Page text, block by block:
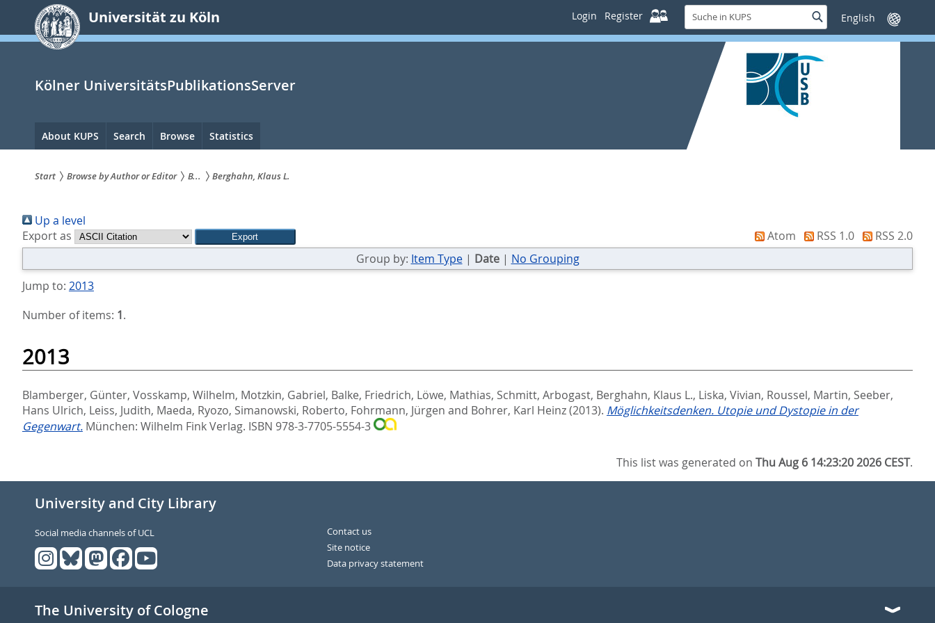
springen
Universität zu Köln Login Register
Suche
in
KUPS
SucheSprache
wechseln
Kölner UniversitätsPublikationsServer
Hauptnavigation
About KUPS Search Browse Statistics
sind
hier:
Start Browse by Author or Editor B... Berghahn, Klaus L.
Up a level
Export as
Atom RSS 1.0
RSS 2.0
Group by: Item Type| Date| No Grouping
Jump to: 2013
Number of items: 1.
2013
Blamberger, Günter, Vosskamp, Wilhelm, Motzkin, Gabriel, Balke, Friedrich, Löwe, Mathias, Schmitt, Arbogast, Berghahn, Klaus L., Liska, Vivian, Roussel, Martin, Seeber,
Hans Ulrich, Leiss, Judith, Maeda, Ryozo, Simanowski, Roberto, Fohrmann, Jürgen and Bohrer, Karl Heinz(2013). Möglichkeitsdenken. Utopie und Dystopie in der
Gegenwart. München: Wilhelm Fink Verlag. ISBN 978-3-7705-5554-3
This list was generated onThu Aug 6 14:23:20 2026 CEST.
University and City Library
Social media channels of UCL
Contact us
Site notice
Data privacy statement
The University of Cologne